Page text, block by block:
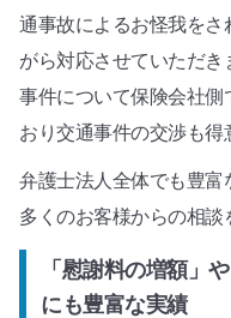
通事故によるお怪我を
がら対応させていただ
事件について保険会社側
おり交通事件の交渉も得
弁護士法人全体でも豊
多くのお客様からの相談
「慰謝料の増額」
にも豊富な実績